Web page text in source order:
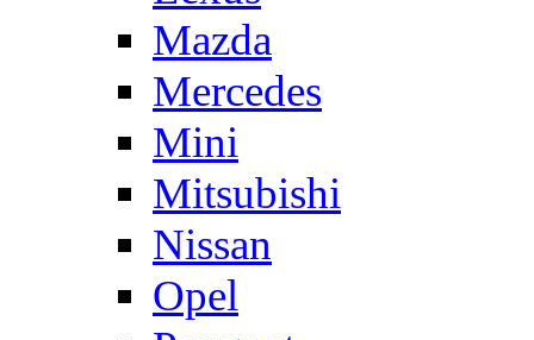
Mazda
Mercedes
Mini
Mitsubishi
Nissan
Opel